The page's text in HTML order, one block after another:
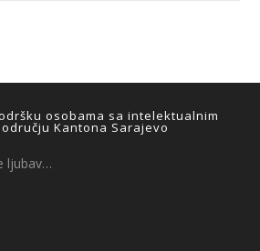
osobama sa intelektualnim
Kantona Sarajevo
ljubav…